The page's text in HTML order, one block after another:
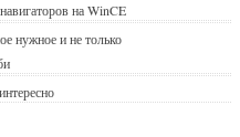
на WinCE
нужное и не только